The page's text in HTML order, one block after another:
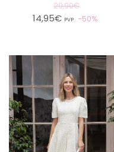
29,90€
14,95€ PVP 50%